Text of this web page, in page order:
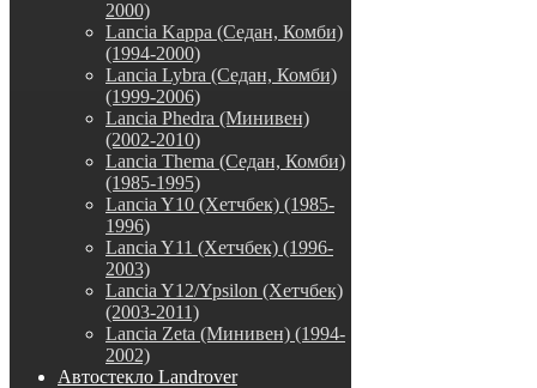
2000)
Lancia Kappa (Седан, Комби)
(1994-2000)
Lancia Lybra (Седан, Комби)
(1999-2006)
Lancia Phedra (Минивен)
(2002-2010)
Lancia Thema (Седан, Комби)
(1985-1995)
Lancia Y10 (Хетчбек) (1985-
1996)
Lancia Y11 (Хетчбек) (1996-
2003)
Lancia Y12/Ypsilon (Хетчбек)
(2003-2011)
Lancia Zeta (Минивен) (1994-
2002)
Автостекло Landrover